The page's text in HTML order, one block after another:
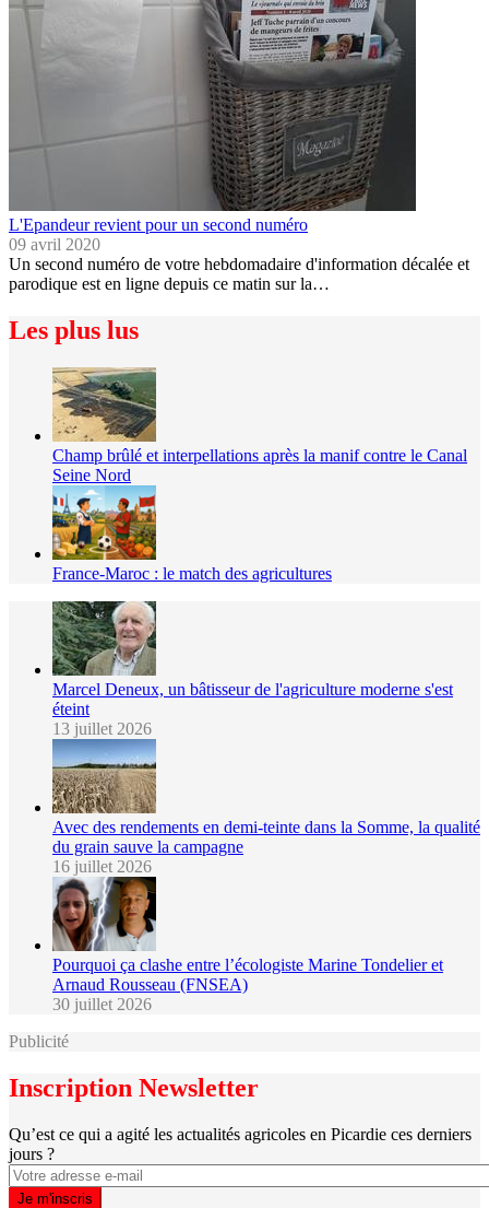
L'Epandeur revient pour un second numéro
09 avril 2020
Un second numéro de votre hebdomadaire d'information décalée et
parodique est en ligne depuis ce matin sur la…
Les plus lus
Champ brûlé et interpellations après la manif contre le Canal
Seine Nord
France-Maroc : le match des agricultures
Marcel Deneux, un bâtisseur de l'agriculture moderne s'est
éteint
13 juillet 2026
Avec des rendements en demi-teinte dans la Somme, la qualité
du grain sauve la campagne
16 juillet 2026
Pourquoi ça clashe entre l’écologiste Marine Tondelier et
Arnaud Rousseau (FNSEA)
30 juillet 2026
Publicité
Inscription Newsletter
Qu’est ce qui a agité les actualités agricoles en Picardie ces derniers
jours ?